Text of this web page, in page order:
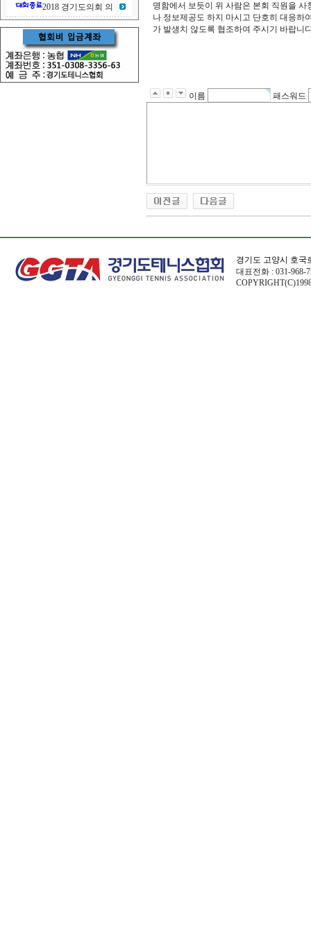
2018 경기도의회 의
명함에서 보듯이 위 사람은 본회 직원을
나 정보제공도 하지 마시고 단호히 대응하
가 발생치 않도록 협조하여 주시기 바랍니
이름 패스워드
경기도 고양시 호국
대표전화 : 031-968-